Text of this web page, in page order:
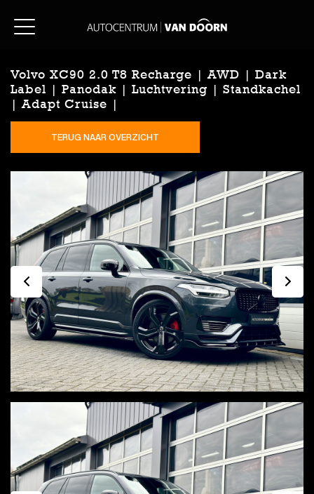
Volvo XC90 2.0 T8 Recharge | AWD | Dark
Label | Panodak | Luchtvering | Standkachel
| Adapt Cruise |
TERUG NAAR OVERZICHT